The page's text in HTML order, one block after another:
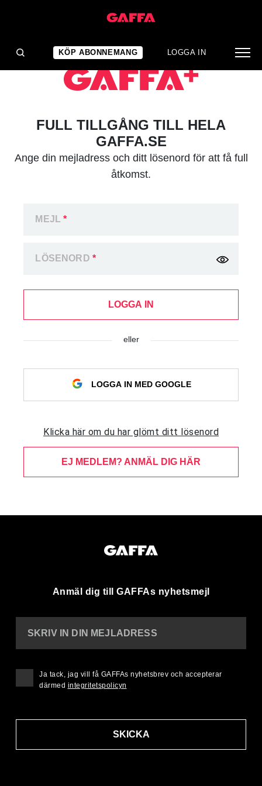
KÖP ABONNEMANG LOGGA IN
FULL TILLGÅNG TILL HELA
GAFFA.SE
Ange din mejladress och ditt lösenord för att få full
åtkomst.
MEJL*
LÖSENORD *
LOGGA IN
eller
LOGGA IN MED GOOGLE
Klicka här om du har glömt ditt lösenord
EJ MEDLEM? ANMÄL DIG HÄR
Anmäl dig till GAFFAs nyhetsmejl
SKRIV IN DIN MEJLADRESS
SKICKA
Ja tack, jag vill få GAFFAs nyhetsbrev och accepterar
därmed integritetspolicyn